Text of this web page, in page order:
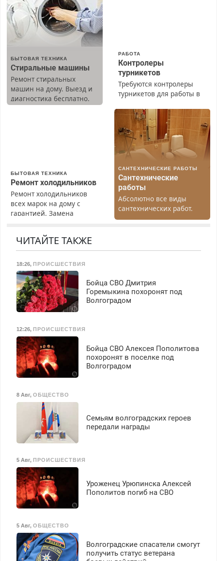
БЫТОВАЯ ТЕХНИКА
Стиральные машины
Ремонт стиральных
машин на дому. Выезд и
диагностика бесплатно.
РАБОТА
Контролеры
турникетов
Требуются контролеры
турникетов для работы в
(мужчины, женщины).
Прием по ТК РФ. График
работы любой.
Бесплатное проживание.
З/п – до 96000 рублей до
Ежемесячно
выплачивается денежная
премия. Возможно
бесплатное обучение,
получение документов,
работа инспектором по
125000 руб.
БЫТОВАЯ ТЕХНИКА
Ремонт холодильников
Ремонт холодильников
всех марок на дому с
гарантией. Замена
Недорого. Без выходных.
Все районы. Скидка.
Вызов бесплатный.
САНТЕХНИЧЕСКИЕ РАБОТЫ
Сантехнические
работы
Абсолютно все виды
сантехнических работ.
Быстро. Качественно.
ЧИТАЙТЕ ТАКЖЕ
18:26, ПРОИСШЕСТВИЯ
Бойца СВО Дмитрия
Горемыкина похоронят под
Волгоградом
12:26, ПРОИСШЕСТВИЯ
Бойца СВО Алексея Пополитова
похоронят в поселке под
Волгоградом
8 Авг, ОБЩЕСТВО
Семьям волгоградских героев
передали награды
5 Авг, ПРОИСШЕСТВИЯ
Уроженец Урюпинска Алексей
Пополитов погиб на СВО
5 Авг, ОБЩЕСТВО
Волгоградские спасатели смогут
получить статус ветерана